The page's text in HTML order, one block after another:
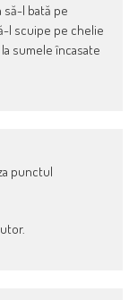
să-l bată pe
l scuipe pe chelie
sumele încasate
punctul